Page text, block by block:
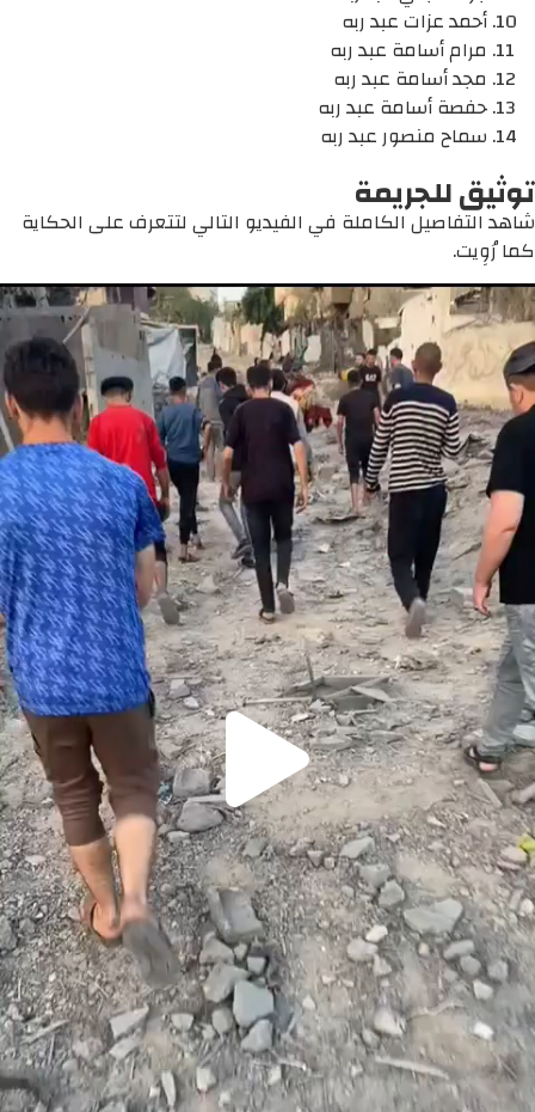
أحمد عزات عبد ربه
مرام أسامة عبد ربه
مجد أسامة عبد ربه
حفصة أسامة عبد ربه
سماح منصور عبد ربه
توثيق للجريمة
شاهد التفاصيل الكاملة في الفيديو التالي لتتعرف على الحكاية
كما رُوِيت.